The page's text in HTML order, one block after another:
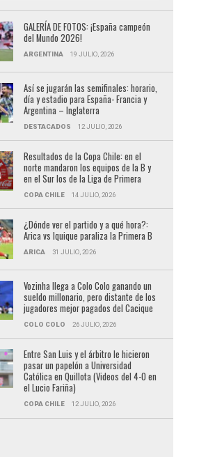
GALERÍA DE FOTOS: ¡España campeón
del Mundo 2026!
ARGENTINA 19 JULIO, 2026
Así se jugarán las semifinales: horario,
día y estadio para España- Francia y
Argentina – Inglaterra
DESTACADOS 12 JULIO, 2026
Resultados de la Copa Chile: en el
norte mandaron los equipos de la B y
en el Sur los de la Liga de Primera
COPA CHILE 14 JULIO, 2026
¿Dónde ver el partido y a qué hora?:
Arica vs Iquique paraliza la Primera B
ARICA 31 JULIO, 2026
Vozinha llega a Colo Colo ganando un
sueldo millonario, pero distante de los
jugadores mejor pagados del Cacique
COLO COLO 26 JULIO, 2026
Entre San Luis y el árbitro le hicieron
pasar un papelón a Universidad
Católica en Quillota (Videos del 4-0 en
el Lucio Fariña)
COPA CHILE 12 JULIO, 2026